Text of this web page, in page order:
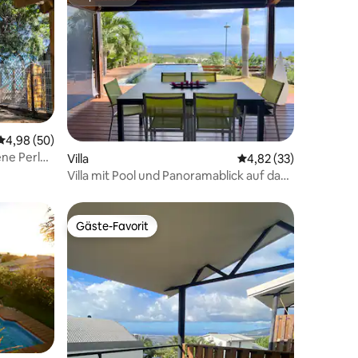
Bewertungen
Bewertung: 4,98 von 5, 50 Bewertungen
4,98 (50)
Perle
Villa Durchschnittliche
4,82 (33)
Villa mit Pool und Panoramablick auf das
Gäste-Favorit
Gäste-Favorit